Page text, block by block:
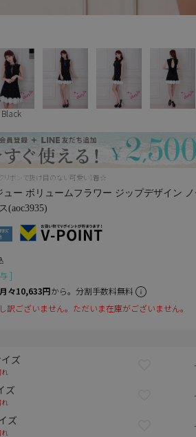
Black
リボンで抜け目のない可愛い1着☆
ュー ボリュームフラワー ジップデザイン
(aoc3935)
]
月々10,633円から。分割手数料無料
訳ございません。ただいま在庫がございません。
ズ
ズ
ズ